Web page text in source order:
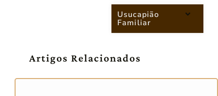
Usucapião
Familiar
Artigos Relacionados